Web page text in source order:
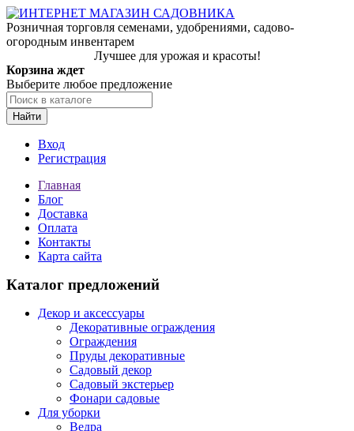
Розничная торговля семенами, удобрениями, садово-
огородным инвентарем
Лучшее для урожая и красоты!
Корзина ждет
Выберите любое предложение
Найти
Вход
Регистрация
Главная
Блог
Доставка
Оплата
Контакты
Карта сайта
Каталог предложений
Декор и аксессуары
Декоративные ограждения
Ограждения
Пруды декоративные
Садовый декор
Садовый экстерьер
Фонари садовые
Для уборки
Ведра